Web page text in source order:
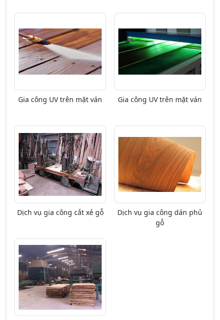
Gia công UV trên mặt ván Gia công UV trên mặt ván
Dịch vụ gia công cắt xẻ gỗ
Dịch vụ gia công dán phủ
gỗ